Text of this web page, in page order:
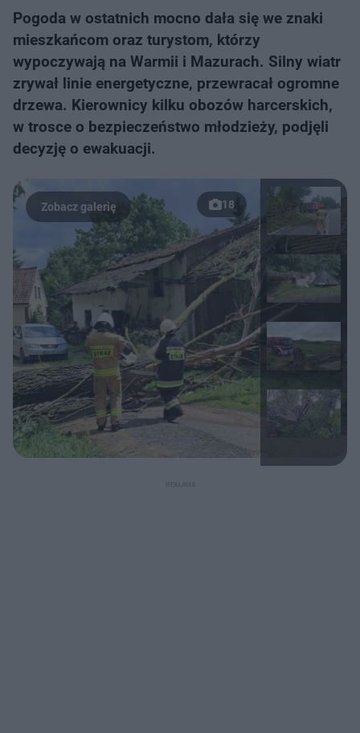
Pogoda w ostatnich mocno dała się we znaki
mieszkańcom oraz turystom, którzy
wypoczywają na Warmii i Mazurach. Silny wiatr
zrywał linie energetyczne, przewracał ogromne
drzewa. Kierownicy kilku obozów harcerskich,
w trosce o bezpieczeństwo młodzieży, podjęli
decyzję o ewakuacji.
18